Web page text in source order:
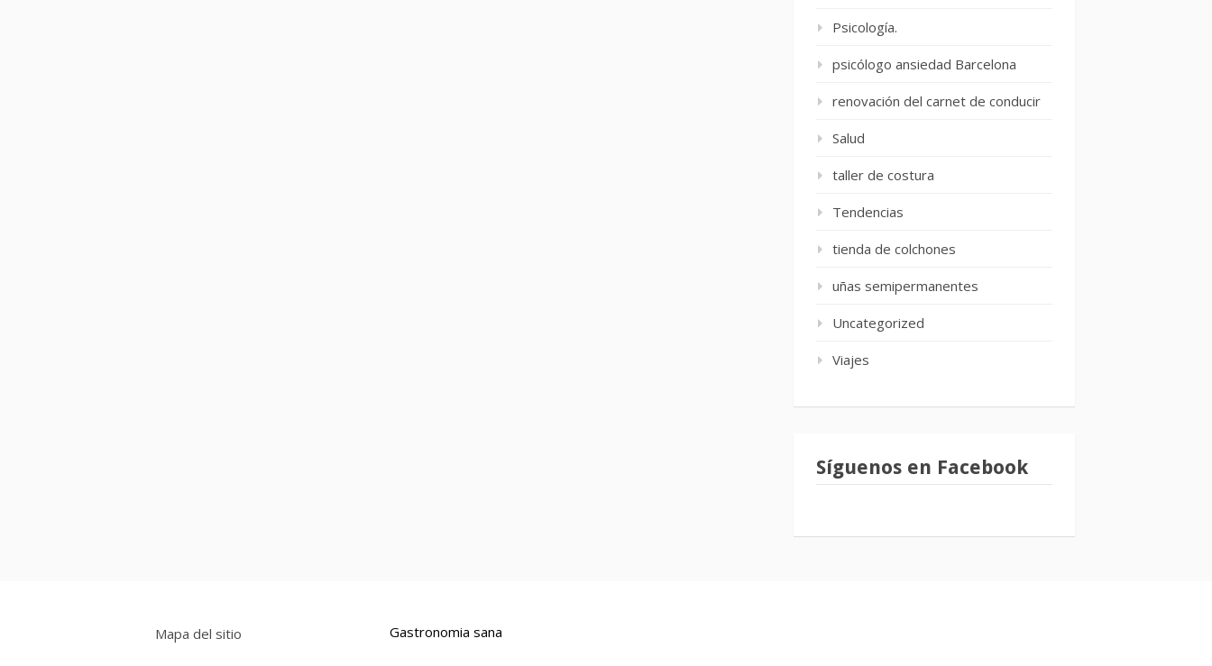
Psicología.
psicólogo ansiedad Barcelona
renovación del carnet de conducir
Salud
taller de costura
Tendencias
tienda de colchones
uñas semipermanentes
Uncategorized
Viajes
Síguenos en Facebook
Mapa del sitio Gastronomia sana